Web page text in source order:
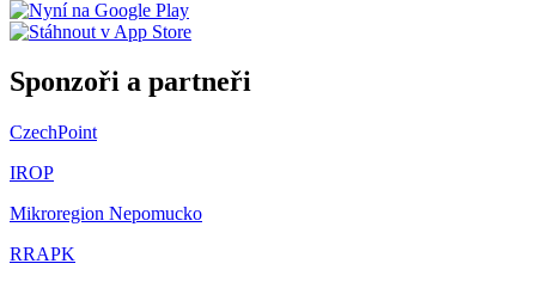
Sponzoři a partneři
CzechPoint
IROP
Mikroregion Nepomucko
RRAPK